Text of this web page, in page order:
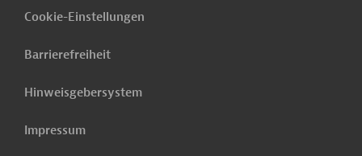
Cookie-Einstellungen
Barrierefreiheit
Hinweisgebersystem
Impressum